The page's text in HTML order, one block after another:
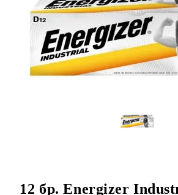
12 бр. Energizer